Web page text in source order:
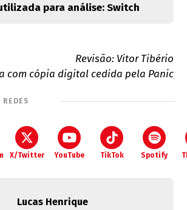
para análise: Switch
Revisão: Vitor Tibério
com cópia digital cedida pela Panic
X/Twitter YouTube TikTok Spotify
Lucas Henrique